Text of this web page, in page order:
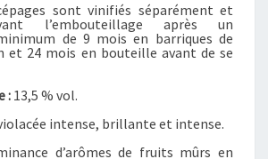
C
R
I
N
Z
sont vinifiés séparément et
l’embouteillage après un
de 9 mois en barriques de
et 24 mois en bouteille avant de se
:13,5 % vol.
intense, brillante et intense.
d’arômes de fruits mûrs en